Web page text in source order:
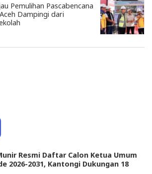
Pemulihan Pascabencana
Dampingi dari
Resmi Daftar Calon Ketua Umum
2026-2031, Kantongi Dukungan 18